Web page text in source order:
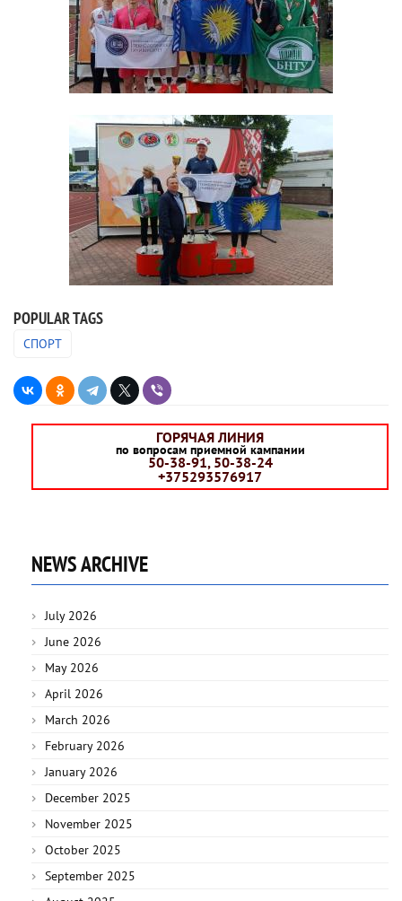
POPULAR TAGS
СПОРТ
ГОРЯЧАЯ ЛИНИЯ
по вопросам приемной кампании
50-38-91, 50-38-24
+375293576917
NEWS ARCHIVE
July 2026
June 2026
May 2026
April 2026
March 2026
February 2026
January 2026
December 2025
November 2025
October 2025
September 2025